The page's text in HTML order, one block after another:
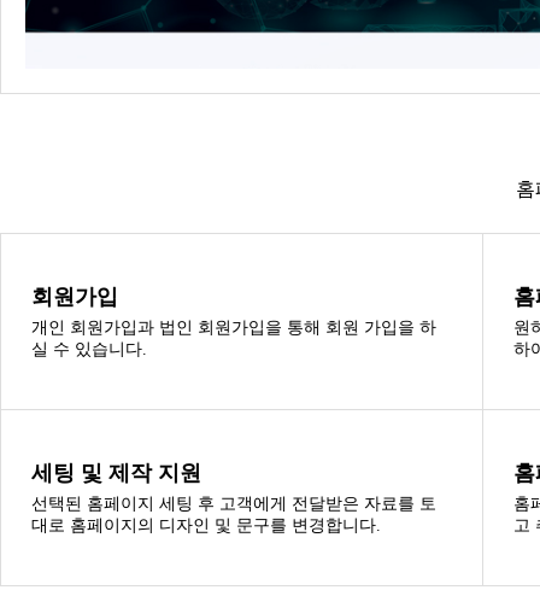
홈
회원가입
개인 회원가입과 법인 회원가입을 통해 회원 가입을 하
실 수 있습니다.
원
하
세팅 및 제작 지원
선택된 홈페이지 세팅 후 고객에게 전달받은 자료를 토
대로 홈페이지의 디자인 및 문구를 변경합니다.
홈
고